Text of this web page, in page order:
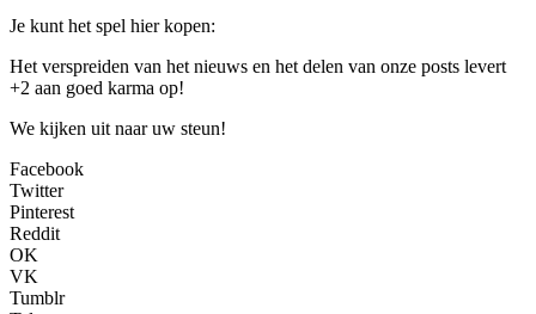
Je kunt het spel hier kopen:
Het verspreiden van het nieuws en het delen van onze posts levert
+2 aan goed karma op!
We kijken uit naar uw steun!
Facebook
Twitter
Pinterest
Reddit
OK
VK
Tumblr